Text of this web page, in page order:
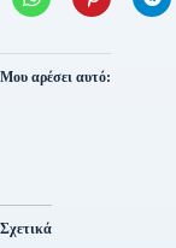
Μου αρέσει αυτό:
Σχετικά